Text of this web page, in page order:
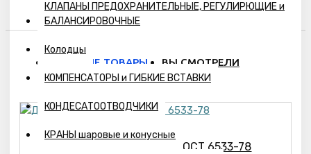
КЛАПАНЫ ПРЕДОХРАНИТЕЛЬНЫЕ, РЕГУЛИРЮЩИЕ и
БАЛАНСИРОВОЧНЫЕ
Колодцы
КОМПЕНСАТОРЫ и ГИБКИЕ ВСТАВКИ
КОНДЕСАТООТВОДЧИКИ
КРАНЫ шаровые и конусные
ПОХОЖИЕ ТОВАРЫ ВЫ СМОТРЕЛИ
Днище 650- 8-09Г2С ГОСТ 6533-78